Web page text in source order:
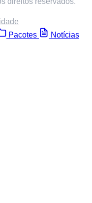
Pacotes Notícias